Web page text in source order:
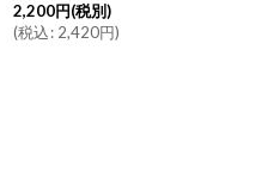
2,200円(税別)
(税込: 2,420円)